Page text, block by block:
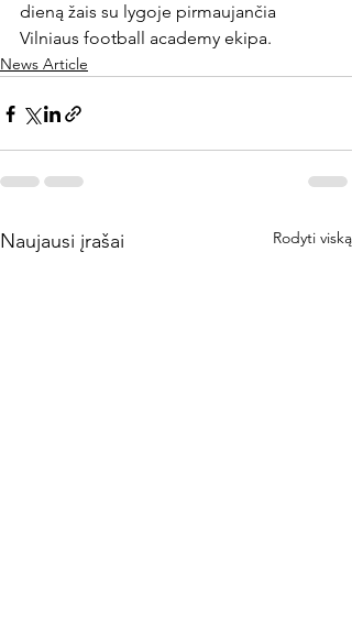
dieną žais su lygoje pirmaujančia
Vilniaus football academy ekipa.
News Article
Naujausi įrašai Rodyti viską